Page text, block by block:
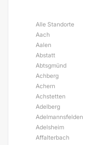
Alle Standorte
Aach
Aalen
Abstatt
Abtsgmünd
Achberg
Achern
Achstetten
Adelberg
Adelmannsfelden
Adelsheim
Affalterbach